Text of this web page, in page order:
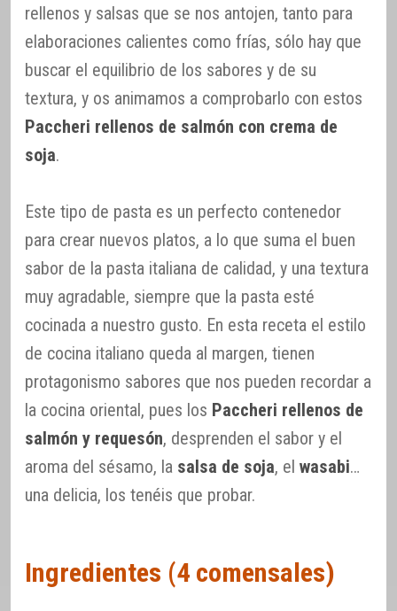
rellenos y salsas que se nos antojen, tanto para
elaboraciones calientes como frías, sólo hay que
buscar el equilibrio de los sabores y de su
textura, y os animamos a comprobarlo con estos
Paccheri rellenos de salmón con crema de
soja.
Este tipo de pasta es un perfecto contenedor
para crear nuevos platos, a lo que suma el buen
sabor de la pasta italiana de calidad, y una textura
muy agradable, siempre que la pasta esté
cocinada a nuestro gusto. En esta receta el estilo
de cocina italiano queda al margen, tienen
protagonismo sabores que nos pueden recordar a
la cocina oriental, pues los Paccheri rellenos de
salmón y requesón, desprenden el sabor y el
aroma del sésamo, la salsa de soja, el wasabi…
una delicia, los tenéis que probar.
Ingredientes (4 comensales)